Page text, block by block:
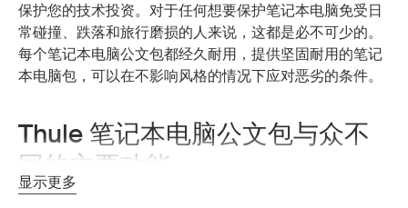
保护您的技术投资。对于任何想要保护笔记本电脑免受日
常碰撞、跌落和旅行磨损的人来说，这都是必不可少的。
每个笔记本电脑公文包都经久耐用，提供坚固耐用的笔记
本电脑包，可以在不影响风格的情况下应对恶劣的条件。
Thule 笔记本电脑公文包与众不
同的主要功能
在选择合适的笔记本电脑公文包时，您需要一款能够提供
显示更多